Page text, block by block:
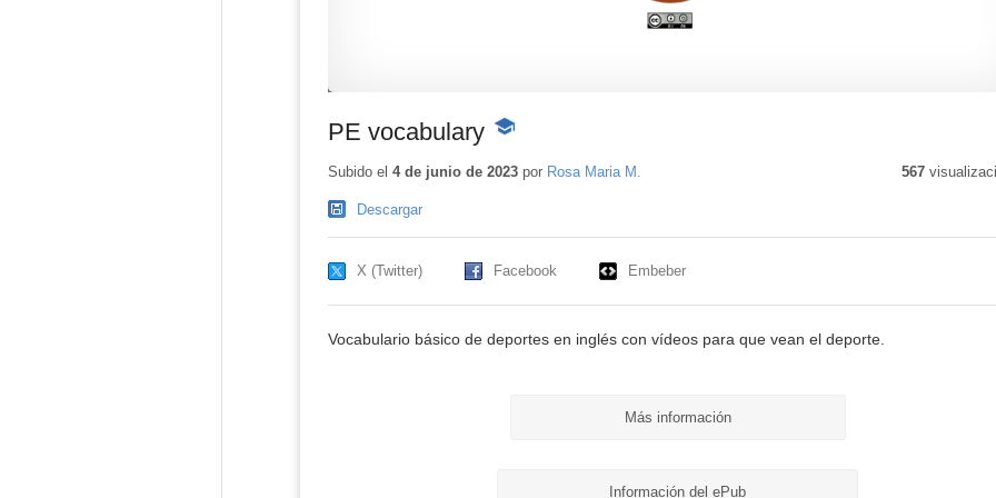
PE vocabulary -
educativo
Subido el 4 de junio de 2023por Rosa Maria M. 567
Descargar
X (Twitter) Facebook Embeber
Vocabulario básico de deportes en inglés con vídeos para que vean el deporte.
Más información
Información del ePub